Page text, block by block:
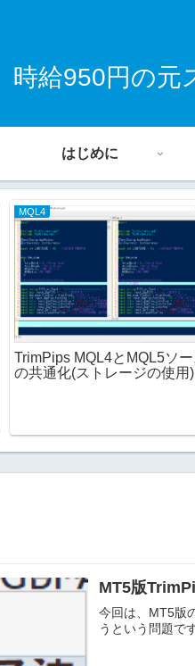
時給950円の元
はじめに
MQL4
TrimPips MQL4とMQL5ソー
の共通化(ストレージの使用)
MT5版
今回は、MT5版
うという問題です